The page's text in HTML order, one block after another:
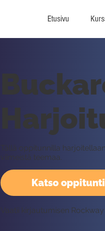
Etusivu
Katso oppitunti
Tällä oppitunnilla
viimeistä teemaa.
Vaatii kirjautumisen